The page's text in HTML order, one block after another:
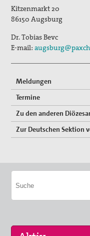
Friedensgebete
Max Josef
Texte und Gebete
Presse
Presseberichte
Vernetzung
Mitglied werden
Gewissensberatung
Kitzenmarkt 20
86150 Augsburg
Dr. Tobias Bevc
E-mail:
Meldungen
Termine
Zu den anderen
Zur Deutschen Sektion